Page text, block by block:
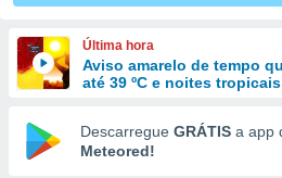
das
e
forma
digital
Última hora
Aviso amarelo de tempo
até 39 ºC e noites
Descarregue GRÁTIS a app
Meteored!